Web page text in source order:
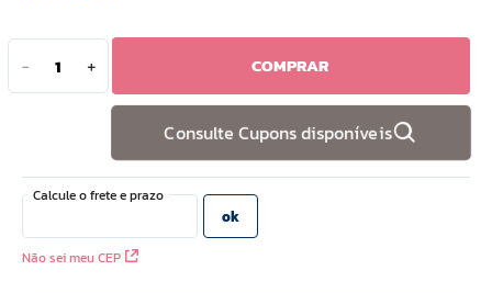
＋
－ COMPRAR
Consulte Cupons disponíveis
Não sei meu CEP
10º doce infancia